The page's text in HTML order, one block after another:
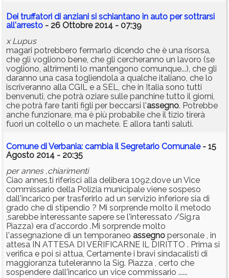
Dei truffatori di anziani si schiantano in auto per sottrarsi
all'arresto - 26 Ottobre 2014 - 07:39
x Lupus
magari potrebbero fermarlo dicendo che è una risorsa,
che gli vogliono bene, che gli cercheranno un lavoro (se
vogliono, altrimenti lo mantengono comunque...), che gli
daranno una casa togliendola a qualche italiano, che lo
iscriveranno alla CGIL e a SEL, che in Italia sono tutti
benvenuti, che potrà oziare sulle panchine tutto il giorni,
che potrà fare tanti figli per beccarsi l'assegno. Potrebbe
anche funzionare, ma è più probabile che il tizio tirerà
fuori un coltello o un machete. E allora tanti saluti.
Comune di Verbania: cambia il Segretario Comunale- 15
Agosto 2014 - 20:35
per annes ,chiarimenti
Ciao annes,ti riferisci alla delibera 1092,dove un Vice
commissario della Polizia municipale viene sospeso
dall'incarico per trasferirlo ad un servizio inferiore sia di
grado che di stipendio ? Mi sorprende molto il metodo
,sarebbe interessante sapere se l'interessato /Sig.ra
Piazza) era d'accordo .Mi sorprende molto
l'assegnazione di un temporaneo assegno personale , in
attesa IN ATTESA DI VERIFICARNE IL DIRITTO . Prima si
verifica e poi si attua, Certamente i bravi sindacalisti di
maggioranza tuteleranno la Sig. Piazza , certo che
sospendere dall'incarico un vice commissario ......